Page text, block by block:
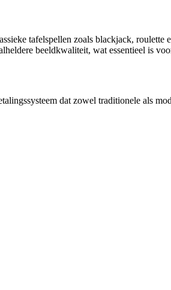
tafelspellen zoals blackjack, roulette
beeldkwaliteit, wat essentieel is
dat zowel traditionele als